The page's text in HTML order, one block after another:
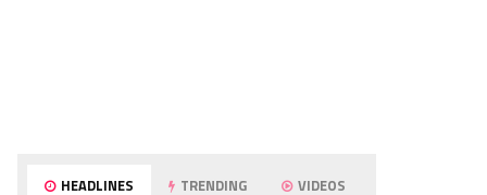
HEADLINES TRENDING VIDEOS